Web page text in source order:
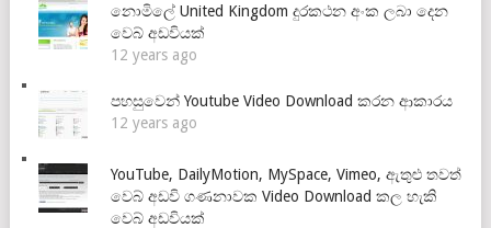
නොමිලේ United Kingdom දුරකථන අංක ලබා දෙන
වෙබ් අඩවියක්
12 years ago
පහසුවෙන් Youtube Video Download කරන ආකාරය
12 years ago
YouTube, DailyMotion, MySpace, Vimeo, ඇතුළු තවත්
වෙබ් අඩවි ගණනාවක Video Download කල හැකි
වෙබ් අඩවියක්